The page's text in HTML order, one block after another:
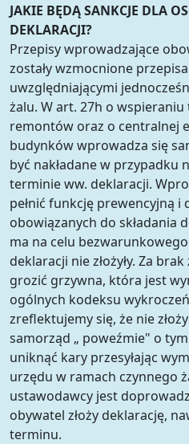
JAKIE BĘDĄ SANKCJE DLA
DEKLARACJI?
Przepisy wprowadzające
zostały wzmocnione
uwzględniającymi
żalu. W art. 27h o
remontów oraz o centralnej
budynków wprowadza się
być nakładane w przypadku
terminie ww. deklaracji.
pełnić funkcję prewencyjną i
obowiązanych do składania
ma na celu
deklaracji nie złożyły. Za
grozić grzywna, która jest
ogólnych kodeksu
zreflektujemy się, że nie
samorząd „ poweźmie" o
uniknąć kary przesyłając
urzędu w ramach czynnego
ustawodawcy jest
obywatel złoży deklarację,
terminu.